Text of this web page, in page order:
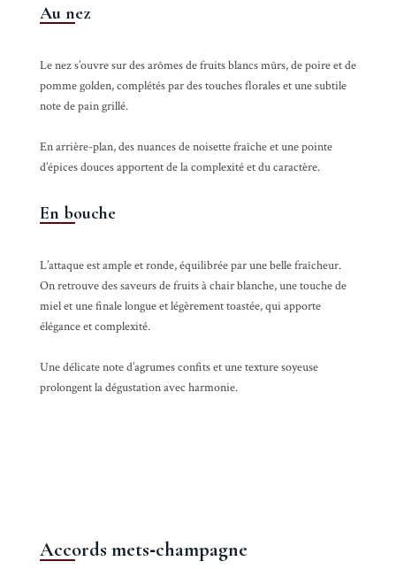
Au nez
Le nez s’ouvre sur des arômes de fruits blancs mûrs, de poire et de
pomme golden, complétés par des touches florales et une subtile
note de pain grillé.
En arrière-plan, des nuances de noisette fraîche et une pointe
d’épices douces apportent de la complexité et du caractère.
En bouche
L’attaque est ample et ronde, équilibrée par une belle fraîcheur.
On retrouve des saveurs de fruits à chair blanche, une touche de
miel et une finale longue et légèrement toastée, qui apporte
élégance et complexité.
Une délicate note d’agrumes confits et une texture soyeuse
prolongent la dégustation avec harmonie.
Accords mets‑champagne